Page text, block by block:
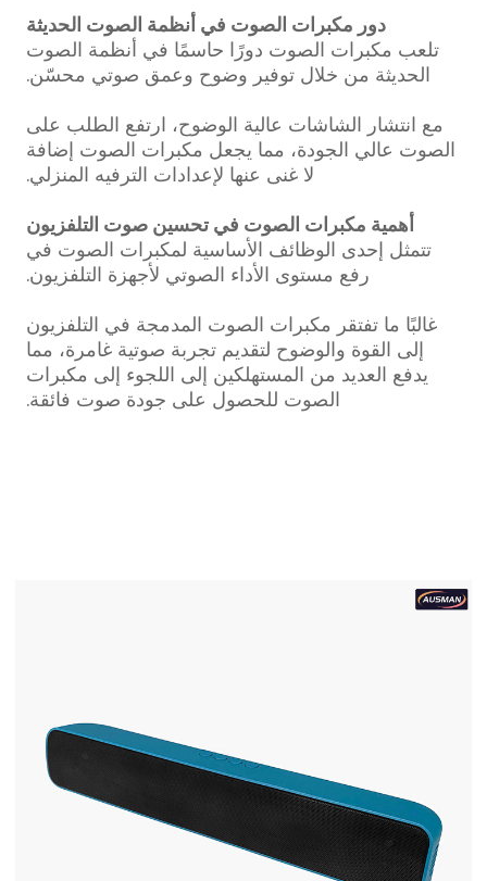
دور مكبرات الصوت في أنظمة الصوت الحديثة
تلعب مكبرات الصوت دورًا حاسمًا في أنظمة الصوت
الحديثة من خلال توفير وضوح وعمق صوتي محسّن.
مع انتشار الشاشات عالية الوضوح، ارتفع الطلب على
الصوت عالي الجودة، مما يجعل مكبرات الصوت إضافة
لا غنى عنها لإعدادات الترفيه المنزلي.
أهمية مكبرات الصوت في تحسين صوت التلفزيون
تتمثل إحدى الوظائف الأساسية لمكبرات الصوت في
رفع مستوى الأداء الصوتي لأجهزة التلفزيون.
غالبًا ما تفتقر مكبرات الصوت المدمجة في التلفزيون
إلى القوة والوضوح لتقديم تجربة صوتية غامرة، مما
يدفع العديد من المستهلكين إلى اللجوء إلى مكبرات
الصوت للحصول على جودة صوت فائقة.